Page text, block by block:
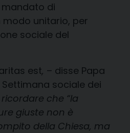
mandato di
unitario, per
sociale del
est, – disse Papa
sociale dei
che “la
giuste non è
della Chiesa, ma